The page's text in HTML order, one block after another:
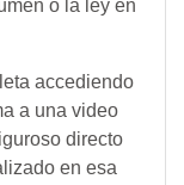
o la ley en
accediendo
a una video
directo
en esa